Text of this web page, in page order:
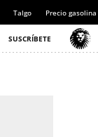
Talgo Precio gasolina